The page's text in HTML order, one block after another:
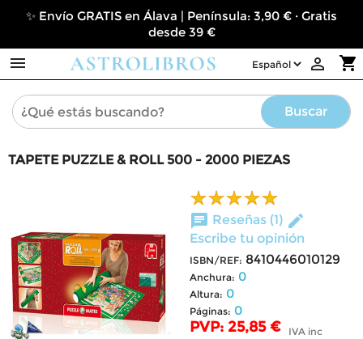
✨ Envío GRATIS en Álava | Península: 3,90 € · Gratis
desde 39 €
 shopping_cart

Buscar
TAPETE PUZZLE & ROLL 500 - 2000 PIEZAS
chat Reseñas (1) edit
Escribe tu opinión
ISBN/REF: 8410446010129
Anchura: 0
Altura: 0
Páginas: 0
PVP: 25,85 € IVA inc